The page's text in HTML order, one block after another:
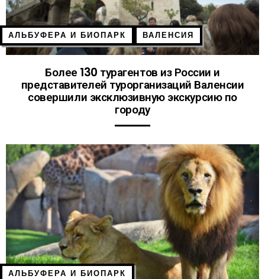
АЛЬБУФЕРА И БИОПАРК ВАЛЕНСИЯ
Более 130 турагентов из России и
представителей турорганизаций Валенсии
совершили эксклюзивную экскурсию по
городу
АЛЬБУФЕРА И БИОПАРК